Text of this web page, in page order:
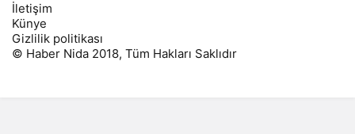
İletişim
Künye
Gizlilik politikası
© Haber Nida 2018, Tüm Hakları Saklıdır